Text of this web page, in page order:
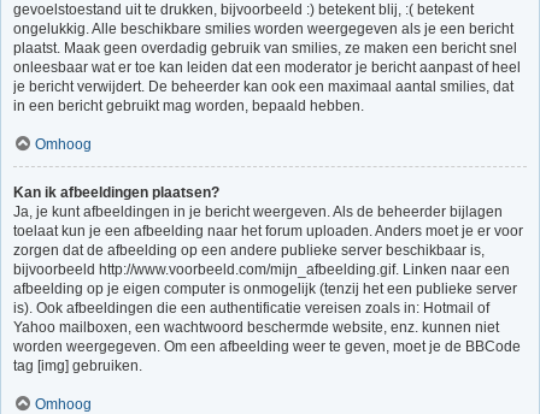
gevoelstoestand uit te drukken, bijvoorbeeld :) betekent blij, :( betekent
ongelukkig. Alle beschikbare smilies worden weergegeven als je een bericht
plaatst. Maak geen overdadig gebruik van smilies, ze maken een bericht snel
onleesbaar wat er toe kan leiden dat een moderator je bericht aanpast of heel
je bericht verwijdert. De beheerder kan ook een maximaal aantal smilies, dat
in een bericht gebruikt mag worden, bepaald hebben.
Omhoog
Kan ik afbeeldingen plaatsen?
Ja, je kunt afbeeldingen in je bericht weergeven. Als de beheerder bijlagen
toelaat kun je een afbeelding naar het forum uploaden. Anders moet je er voor
zorgen dat de afbeelding op een andere publieke server beschikbaar is,
bijvoorbeeld http://www.voorbeeld.com/mijn_afbeelding.gif. Linken naar een
afbeelding op je eigen computer is onmogelijk (tenzij het een publieke server
is). Ook afbeeldingen die een authentificatie vereisen zoals in: Hotmail of
Yahoo mailboxen, een wachtwoord beschermde website, enz. kunnen niet
worden weergegeven. Om een afbeelding weer te geven, moet je de BBCode
tag [img] gebruiken.
Omhoog